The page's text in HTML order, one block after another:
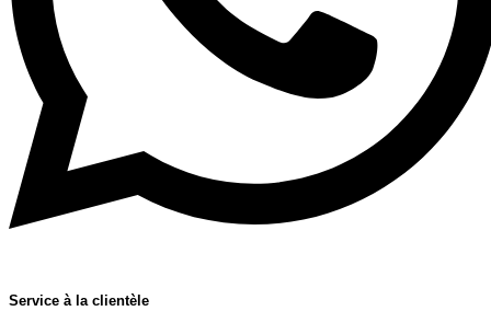
Service à la clientèle